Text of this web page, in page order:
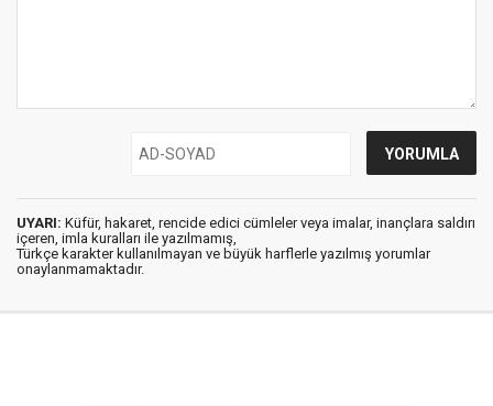
UYARI: Küfür, hakaret, rencide edici cümleler veya imalar, inançlara saldırı
içeren, imla kuralları ile yazılmamış,
Türkçe karakter kullanılmayan ve büyük harflerle yazılmış yorumlar
onaylanmamaktadır.